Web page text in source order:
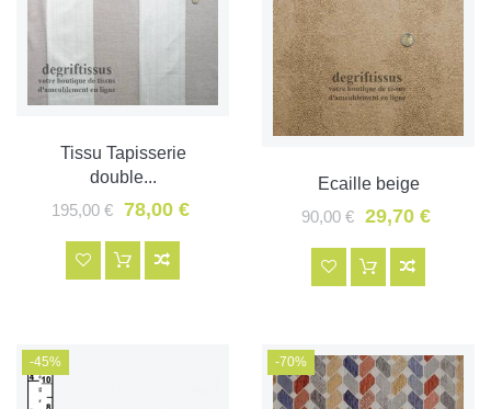
Tissu Tapisserie
double...
195,00 €
78,00 €
Ecaille beige
90,00 €
29,70 €
-45% -70%